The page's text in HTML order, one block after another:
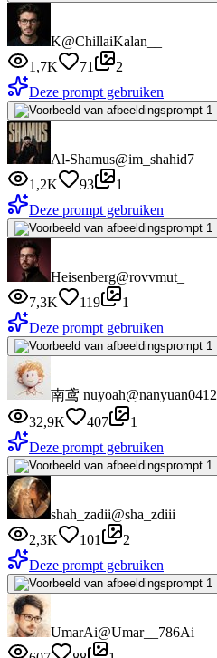
K@ChillaiKalan__
1,7K
71
2
Deze prompt gebruiken
Al-Shamus@im_shahid7
1,2K
93
1
Deze prompt gebruiken
Heisenberg@rovvmut_
7,3K
119
1
Deze prompt gebruiken
南鸢 nuyoah@nanyuan0412
32,9K
407
1
Deze prompt gebruiken
shah_zadii@sha_zdiii
2,3K
101
2
Deze prompt gebruiken
UmarAi@Umar__786Ai